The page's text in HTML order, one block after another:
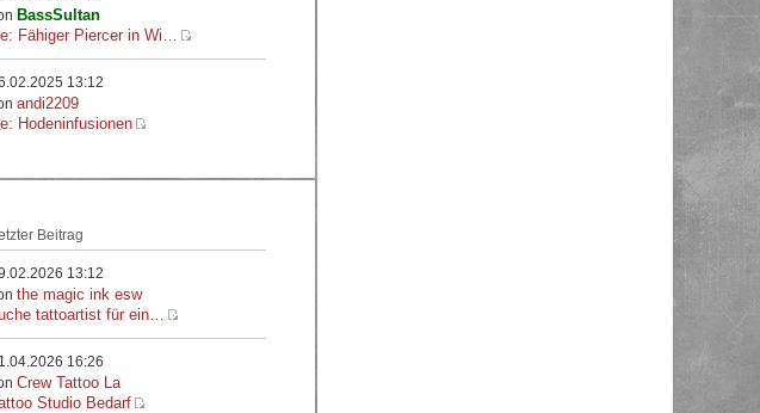
BassSultan
Fähiger Piercer in Wi…
13:12
andi2209
Hodeninfusionen
Beitrag
13:12
the magic ink esw
tattoartist für ein…
16:26
Crew Tattoo La
Studio Bedarf